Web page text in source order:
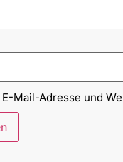
E-Mail-Adresse und